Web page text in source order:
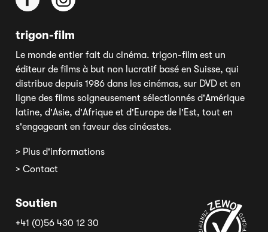
trigon-film
Le monde entier fait du cinéma. trigon-film est un
éditeur de films à but non lucratif basé en Suisse, qui
distribue depuis 1986 dans les cinémas, sur DVD et en
ligne des films soigneusement sélectionnés d'Amérique
latine, d'Asie, d'Afrique et d'Europe de l'Est, tout en
s'engageant en faveur des cinéastes.
> Plus d'informations
> Contact
Soutien
+41 (0)56 430 12 30